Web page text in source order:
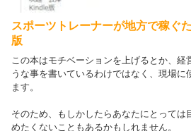
スポーツトレーナーが地方で稼ぐ
版
この本はモチベーションを上げるとか、経
うな事を書いているわけではなく、現場
ます。
そのため、もしかしたらあなたにとっては
めたくないこともあるかもしれません。